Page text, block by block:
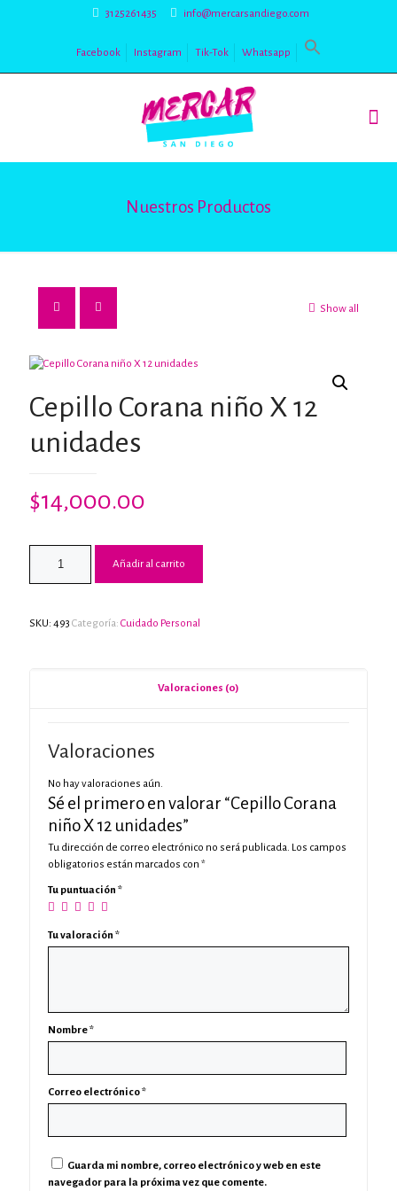
3125261435 info@mercarsandiego.com
Facebook Instagram Tik-Tok Whatsapp
Nuestros Productos
Show all
Cepillo Corana niño X 12
unidades
$14,000.00
Añadir al carrito
SKU: 493 Categoría: Cuidado Personal
Valoraciones (0)
Valoraciones
No hay valoraciones aún.
Sé el primero en valorar “Cepillo Corana
niño X 12 unidades”
Tu dirección de correo electrónico no será publicada. Los campos
obligatorios están marcados con *
Tu puntuación *
Tu valoración *
Nombre*
Correo electrónico*
Guarda mi nombre, correo electrónico y web en este
navegador para la próxima vez que comente.